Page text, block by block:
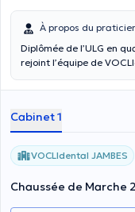
À propos du
Diplômée de l’ULG en
rejoint l’équipe de
obtenu son diplôme de
Viktoryia est ensuite
N’ayant
diplôme de dentiste,
études. Etant donné sa
plus tard, elle obtient
Hygiéniste et est
Cabinet 1
VOCLIdental JAMBES
Chaussée de Marche